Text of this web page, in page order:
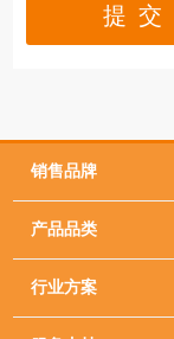
提 交
销售品牌
产品品类
行业方案